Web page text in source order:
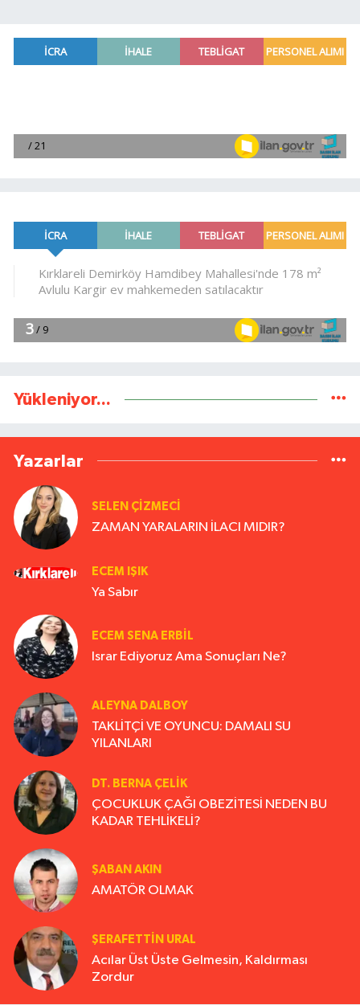
Yükleniyor...
Yazarlar
SELEN ÇİZMECİ
ZAMAN YARALARIN İLACI MIDIR?
ECEM IŞIK
Ya Sabır
ECEM SENA ERBIL
Israr Ediyoruz Ama Sonuçları Ne?
ALEYNA DALBOY
TAKLİTÇİ VE OYUNCU: DAMALI SU
YILANLARI
DT. BERNA ÇELIK
ÇOCUKLUK ÇAĞI OBEZİTESİ NEDEN BU
KADAR TEHLİKELİ?
ŞABAN AKIN
AMATÖR OLMAK
ŞERAFETTIN URAL
Acılar Üst Üste Gelmesin, Kaldırması
Zordur